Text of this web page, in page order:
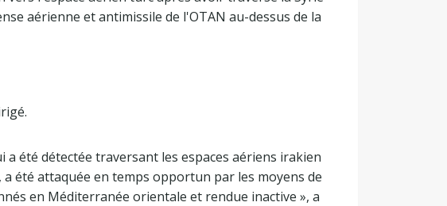
aérienne et antimissile de l'OTAN au-dessus de la
été détectée traversant les espaces aériens irakien
été attaquée en temps opportun par les moyens de
en Méditerranée orientale et rendue inactive », a